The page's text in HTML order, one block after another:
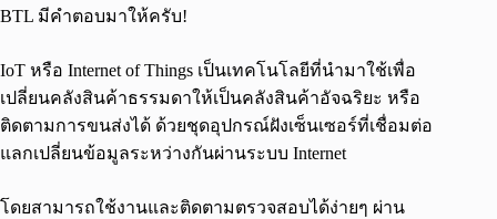
BTL มีคำตอบมาให้ครับ!
IoT หรือ Internet of Things เป็นเทคโนโลยีที่นำมาใช้เพื่อ
เปลี่ยนคลังสินค้าธรรมดาให้เป็นคลังสินค้าอัจฉริยะ หรือ
ติดตามการขนส่งได้ ด้วยชุดอุปกรณ์ฝังเซ็นเซอร์ที่เชื่อมต่อ
แลกเปลี่ยนข้อมูลระหว่างกันผ่านระบบ Internet
โดยสามารถใช้งานและติดตามตรวจสอบได้ง่ายๆ ผ่าน